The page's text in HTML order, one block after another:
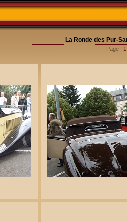
La Ronde des Pur-
Page |